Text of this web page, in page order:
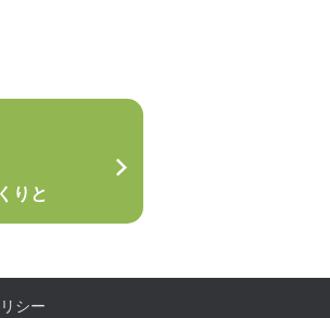
りと
シー